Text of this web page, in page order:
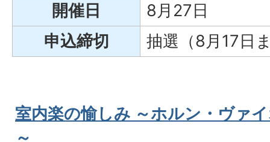
開催日
8月27日
申込締切
抽選（8月17日
室内楽の愉しみ ～ホルン・ヴァ
～